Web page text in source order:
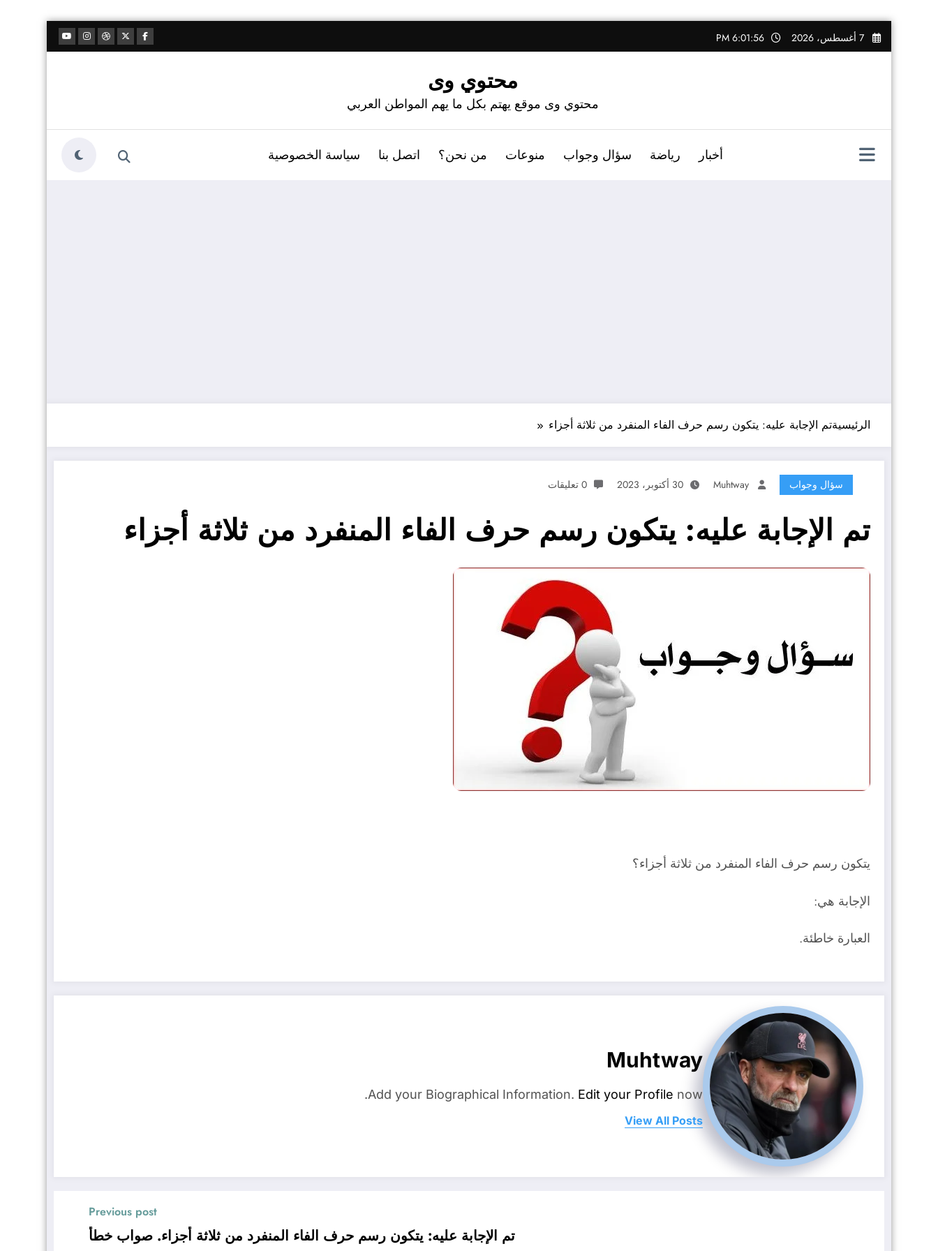
التجاوز
إلى
7 أغسطس، 2026 6:01:57 PM
محتوي وى
محتوي وى موقع يهتم بكل ما يهم المواطن العربي
أخبار رياضة سؤال وجواب منوعات من نحن؟ اتصل بنا سياسة الخصوصية
الرئيسيةتم الإجابة عليه: يتكون رسم حرف الفاء المنفرد من ثلاثة أجزاء
سؤال وجواب Muhtway 30 أكتوبر، 2023 0 تعليقات
تم الإجابة عليه: يتكون رسم حرف الفاء المنفرد من ثلاثة أجزاء
يتكون رسم حرف الفاء المنفرد من ثلاثة أجزاء؟
الإجابة هي:
العبارة خاطئة.
Muhtway
Add your Biographical Information. Edit your Profile now.
View All Posts
Previous post
تم الإجابة عليه: يتكون رسم حرف الفاء المنفرد من ثلاثة أجزاء. صواب خطأ